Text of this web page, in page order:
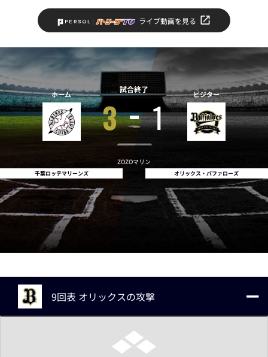
ライブ動画を見る
ホーム
千葉ロッテマリーンズ
試合終了
3 1
ZOZOマリン
ビジター
オリックス・バファローズ
9回表 オリックスの攻撃